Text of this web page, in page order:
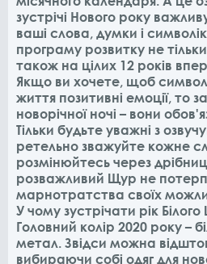
зустрічі Нового року
ваші слова, думки і
програму розвитку не
також на цілих 12 років
Якщо ви хочете, щоб
життя позитивні емоції, то
новорічної ночі – вони
Тільки будьте уважні з
ретельно зважуйте кожне
розмінюйтесь через
розважливий Щур не
марнотратства своїх
У чому зустрічати рік
Головний колір 2020 року –
метал. Звідси можна
вибираючи собі одяг для